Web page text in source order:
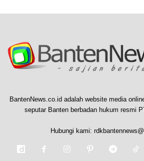
BantenNews.co.id adalah website media
seputar Banten berbadan hukum resmi
Hubungi kami: